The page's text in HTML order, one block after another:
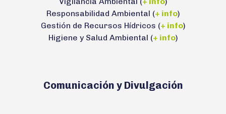
Responsabilidad Ambiental (+ info)
Gestión de Recursos Hídricos (+ info)
Higiene y Salud Ambiental (+ info)
Comunicación y Divulgación